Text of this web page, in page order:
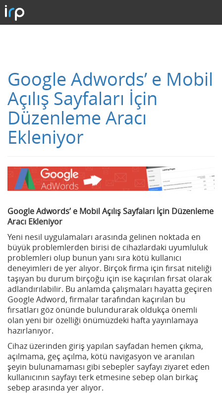
Google Adwords’ e Mobil
Açılış Sayfaları İçin
Düzenleme Aracı
Ekleniyor
Google Adwords’ e Mobil Açılış Sayfaları İçin Düzenleme
Aracı Ekleniyor
Yeni nesil uygulamaları arasında gelinen noktada en
büyük problemlerden birisi de cihazlardaki uyumluluk
problemleri olup bunun yanı sıra kötü kullanıcı
deneyimleri de yer alıyor. Birçok firma için fırsat niteliği
taşıyan bu durum birçoğu için ise kaçırılan fırsat olarak
adlandırılabilir. Bu anlamda çalışmaları hayatta geçiren
Google Adword, firmalar tarafından kaçırılan bu
fırsatları göz önünde bulundurarak oldukça önemli
olan yeni bir özelliği önümüzdeki hafta yayınlamaya
hazırlanıyor.
Cihaz üzerinden giriş yapılan sayfadan hemen çıkma,
açılmama, geç açılma, kötü navigasyon ve aranılan
şeyin bulunamaması gibi sebepler sayfayı ziyaret eden
kullanıcının sayfayı terk etmesine sebep olan birkaç
sebep arasında yer alıyor.